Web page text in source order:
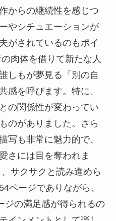
からの継続性を感じつ
やシチュエーションが
がされているのもポイ
肉体を借りて新たな人
しもが夢見る「別の自
感を呼びます。特に、
の関係性が変わってい
のがありました。さら
写も非常に魅力的で、
さには目を奪われま
サクサクと読み進めら
ページでありながら、
ジの満足感が得られるの